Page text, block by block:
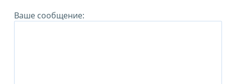
Ваше сообщение: